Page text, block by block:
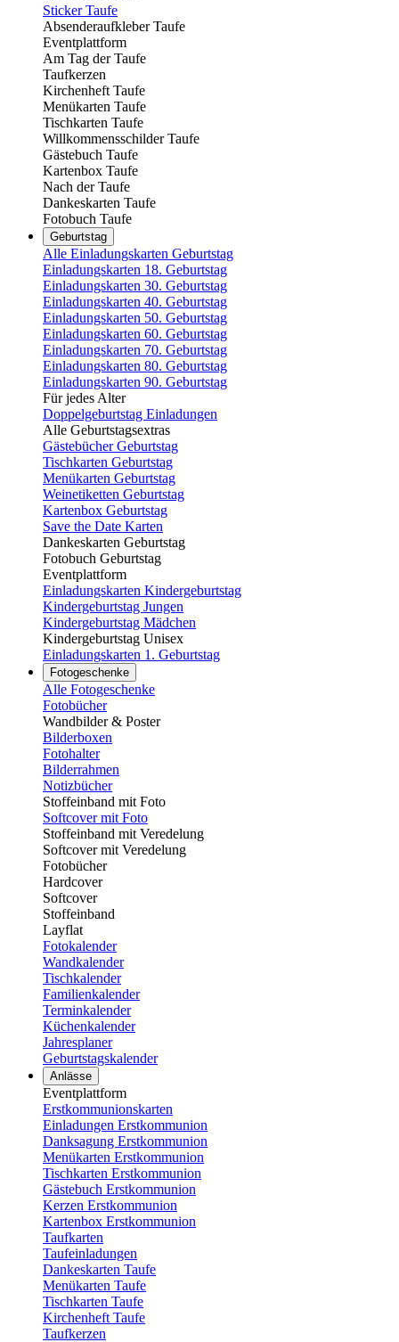
Sticker Taufe
Absenderaufkleber Taufe
Eventplattform
Am Tag der Taufe
Taufkerzen
Kirchenheft Taufe
Menükarten Taufe
Tischkarten Taufe
Willkommensschilder Taufe
Gästebuch Taufe
Kartenbox Taufe
Nach der Taufe
Dankeskarten Taufe
Fotobuch Taufe
Geburtstag
Alle Einladungskarten Geburtstag
Einladungskarten 18. Geburtstag
Einladungskarten 30. Geburtstag
Einladungskarten 40. Geburtstag
Einladungskarten 50. Geburtstag
Einladungskarten 60. Geburtstag
Einladungskarten 70. Geburtstag
Einladungskarten 80. Geburtstag
Einladungskarten 90. Geburtstag
Für jedes Alter
Doppelgeburtstag Einladungen
Alle Geburtstagsextras
Gästebücher Geburtstag
Tischkarten Geburtstag
Menükarten Geburtstag
Weinetiketten Geburtstag
Kartenbox Geburtstag
Save the Date Karten
Dankeskarten Geburtstag
Fotobuch Geburtstag
Eventplattform
Einladungskarten Kindergeburtstag
Kindergeburtstag Jungen
Kindergeburtstag Mädchen
Kindergeburtstag Unisex
Einladungskarten 1. Geburtstag
Fotogeschenke
Alle Fotogeschenke
Fotobücher
Wandbilder & Poster
Bilderboxen
Fotohalter
Bilderrahmen
Notizbücher
Stoffeinband mit Foto
Softcover mit Foto
Stoffeinband mit Veredelung
Softcover mit Veredelung
Fotobücher
Hardcover
Softcover
Stoffeinband
Layflat
Fotokalender
Wandkalender
Tischkalender
Familienkalender
Terminkalender
Küchenkalender
Jahresplaner
Geburtstagskalender
Anlässe
Eventplattform
Erstkommunionskarten
Einladungen Erstkommunion
Danksagung Erstkommunion
Menükarten Erstkommunion
Tischkarten Erstkommunion
Gästebuch Erstkommunion
Kerzen Erstkommunion
Kartenbox Erstkommunion
Taufkarten
Taufeinladungen
Dankeskarten Taufe
Menükarten Taufe
Tischkarten Taufe
Kirchenheft Taufe
Taufkerzen